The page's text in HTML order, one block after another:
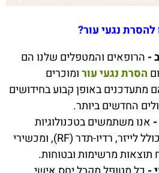
נגעי עור?
- הרופאים והמטפלים שלנו הם
הסרת נגעי עורומוכרים
מתעדכנים באופן קבוע בחידושים
החדשים ביותר.
אנו משתמשים בטכנולוגיות
המתקדמות ביותר, כולל לייזר, רדיו-תדר (RF), ומכשירי
תוצאות מרשימות ובטוחות.